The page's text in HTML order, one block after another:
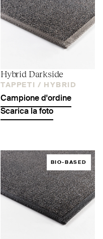
Hybrid Darkside
TAPPETI / HYBRID
Campione d'ordine
Scarica la foto
BIO-BASED